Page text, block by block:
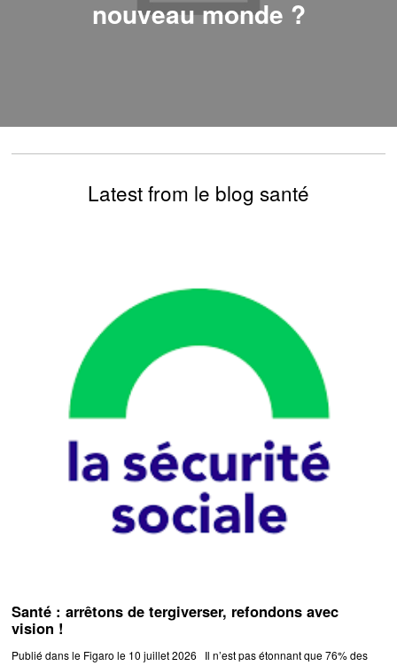
nouveau monde ?
Latest from le blog santé
Santé : arrêtons de tergiverser, refondons avec
vision !
Publié dans le Figaro le 10 juillet 2026 Il n’est pas étonnant que 76% des